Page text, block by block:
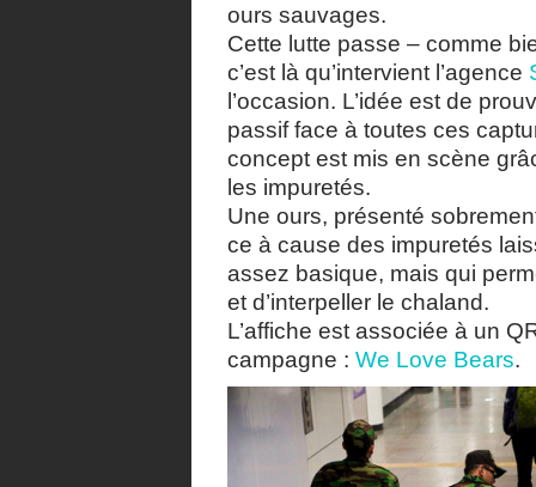
ours sauvages.
Cette lutte passe – comme
c’est là qu’intervient l’agence
l’occasion. L’idée est de
passif face à toutes ces
concept est mis en scène
les impuretés.
Une ours, présenté
ce à cause des impuretés
assez basique, mais qui
et d’interpeller le chaland.
L’affiche est associée à un
campagne : We Love Bears.